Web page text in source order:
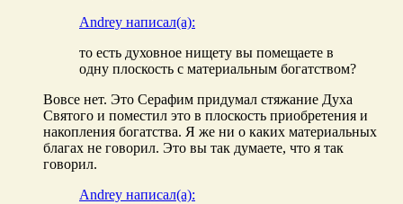
Andrey написал(а):
то есть духовное нищету вы помещаете в
одну плоскость с материальным богатством?
Вовсе нет. Это Серафим придумал стяжание Духа
Святого и поместил это в плоскость приобретения и
накопления богатства. Я же ни о каких материальных
благах не говорил. Это вы так думаете, что я так
говорил.
Andrey написал(а):